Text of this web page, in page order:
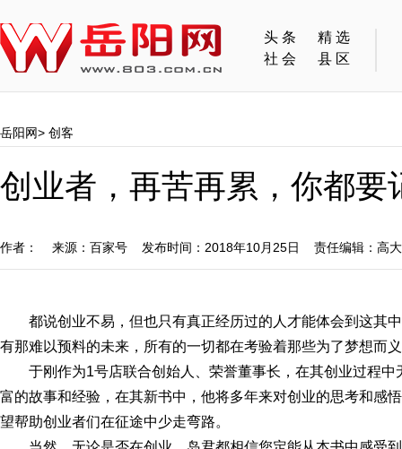
头条
精选
社会
县区
岳阳网> 创客
创业者，再苦再累，你都要
作者： 来源：百家号 发布时间：2018年10月25日 责任编辑：高
都说创业不易，但也只有真正经历过的人才能体会到这其
有那难以预料的未来，所有的一切都在考验着那些为了梦想而
于刚作为1号店联合创始人、荣誉董事长，在其创业过程
富的故事和经验，在其新书中，他将多年来对创业的思考和感
望帮助创业者们在征途中少走弯路。